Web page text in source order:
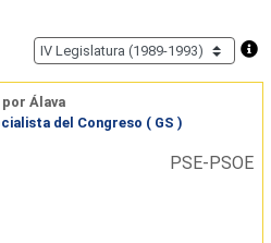
Álava
del Congreso ( GS )
PSE-PSOE